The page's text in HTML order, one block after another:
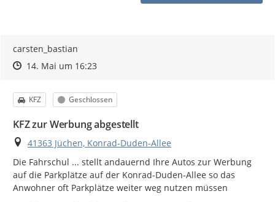
carsten_bastian
Zeitpunkt des Erstellens
Zeitpunkt des Erstellens
14. Mai um 16:23Zur Äußerung
Kategorie
KFZ Status
Geschlossen
KFZ zur Werbung abgestellt
Ort
41363 Jüchen, Konrad-Duden-Allee
Die Fahrschul ... stellt andauernd Ihre Autos zur Werbung
auf die Parkplätze auf der Konrad-Duden-Allee so das
Anwohner oft Parkplätze weiter weg nutzen müssen